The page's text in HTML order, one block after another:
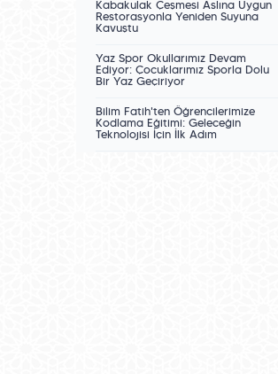
Kabakulak Çeşmesi Aslına Uygun
Restorasyonla Yeniden Suyuna
Kavuştu
Yaz Spor Okullarımız Devam
Ediyor: Çocuklarımız Sporla Dolu
Bir Yaz Geçiriyor
Bilim Fatih'ten Öğrencilerimize
Kodlama Eğitimi: Geleceğin
Teknolojisi İçin İlk Adım